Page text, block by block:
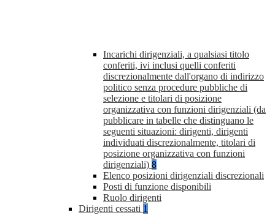
Incarichi dirigenziali, a qualsiasi titolo
conferiti, ivi inclusi quelli conferiti
discrezionalmente dall'organo di indirizzo
politico senza procedure pubbliche di
selezione e titolari di posizione
organizzativa con funzioni dirigenziali (da
pubblicare in tabelle che distinguano le
seguenti situazioni: dirigenti, dirigenti
individuati discrezionalmente, titolari di
posizione organizzativa con funzioni
dirigenziali) 8
Elenco posizioni dirigenziali discrezionali
Posti di funzione disponibili
Ruolo dirigenti
Dirigenti cessati 1